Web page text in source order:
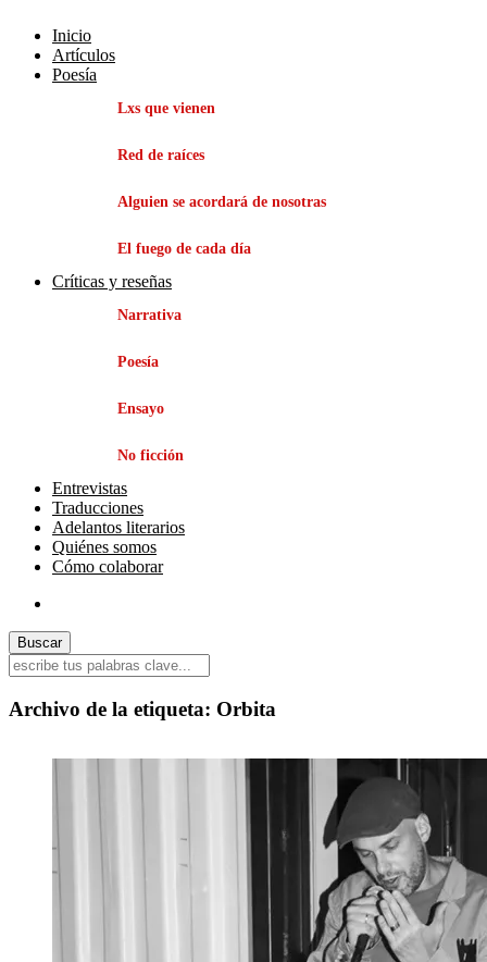
Inicio
Artículos
Poesía
Lxs que vienen
Red de raíces
Alguien se acordará de nosotras
El fuego de cada día
Críticas y reseñas
Narrativa
Poesía
Ensayo
No ficción
Entrevistas
Traducciones
Adelantos literarios
Quiénes somos
Cómo colaborar
Archivo de la etiqueta: Orbita